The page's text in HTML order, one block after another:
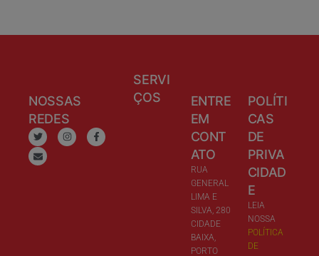
NOSSAS
REDES
SERVI
ÇOS
ENTRE
EM
CONT
ATO
RUA
GENERAL
LIMA E
SILVA, 280
CIDADE
BAIXA,
PORTO
POLÍTI
CAS
DE
PRIVA
CIDAD
E
LEIA
NOSSA
POLÍTICA
DE